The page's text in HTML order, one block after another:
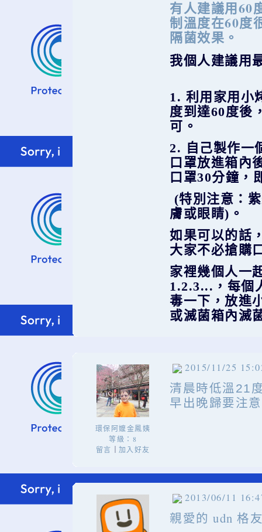
有人建議用60
制溫度在60度
隔菌效果。
我個人建議用
1. 利用家用小
度到達60度後
可。
2. 自己製作一
口罩放進箱內
口罩30分鐘，
(特別注意：
膚或眼睛)。
如果可以的話
大家不必搶購
家裡幾個人一
1.2.3...，每個
毒一下，放進
或滅菌箱內滅
環保阿嬤金鳳姨
等級：8
留言
加入好友
2015/11/25
清晨時低溫21
早出晚歸要注
2013/06/11
親愛的 udn 格